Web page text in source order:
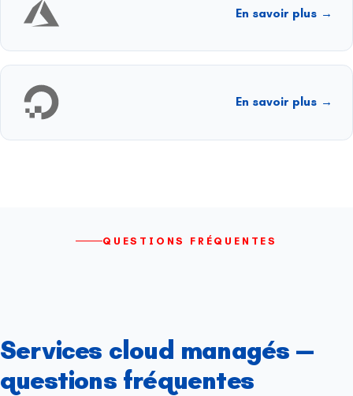
En savoir plus →
En savoir plus →
QUESTIONS FRÉQUENTES
Services cloud managés —
questions fréquentes